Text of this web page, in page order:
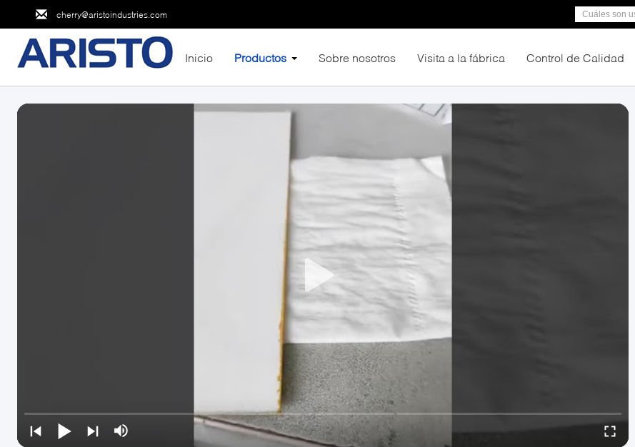
cherry@aristoindustries.com
Inicio Productos Sobre nosotros Visita a la fábrica Control de Calidad